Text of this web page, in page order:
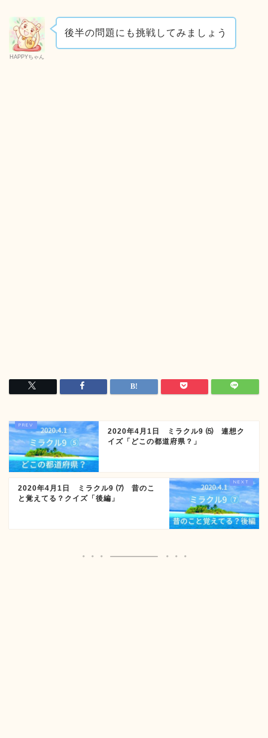
HAPPYちゃん
後半の問題にも挑戦してみましょう
2020年4月1日 ミラクル9 ⑸ 連想ク
イズ「どこの都道府県？」
2020年4月1日 ミラクル9 ⑺ 昔のこ
と覚えてる？クイズ「後編」